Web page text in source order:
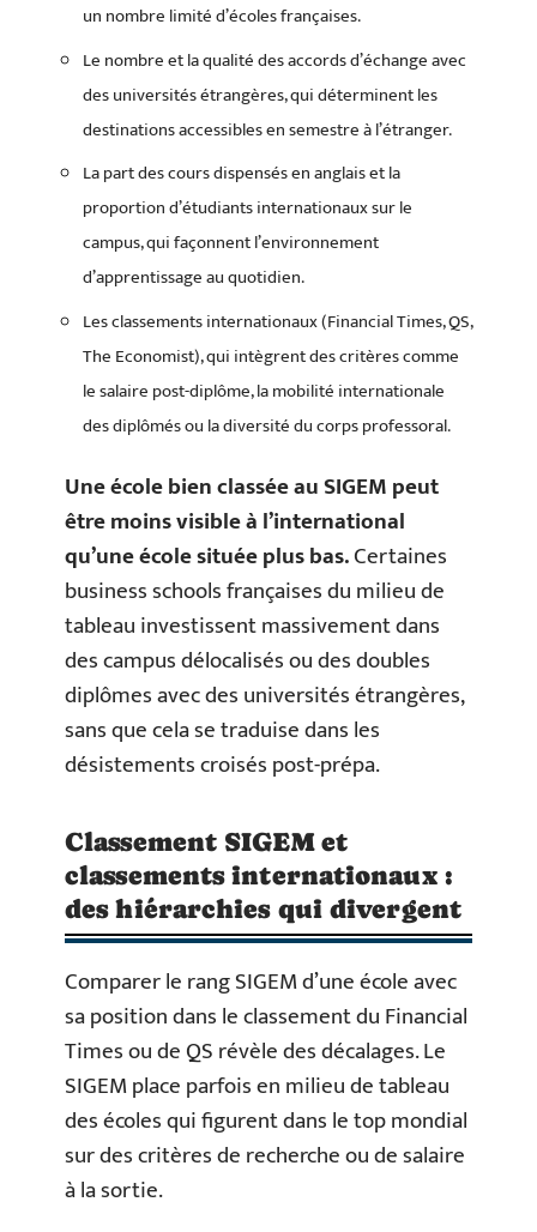
un nombre limité d’écoles françaises.
Le nombre et la qualité des accords d’échange avec
des universités étrangères, qui déterminent les
destinations accessibles en semestre à l’étranger.
La part des cours dispensés en anglais et la
proportion d’étudiants internationaux sur le
campus, qui façonnent l’environnement
d’apprentissage au quotidien.
Les classements internationaux (Financial Times, QS,
The Economist), qui intègrent des critères comme
le salaire post-diplôme, la mobilité internationale
des diplômés ou la diversité du corps professoral.
Une école bien classée au SIGEM peut
être moins visible à l’international
qu’une école située plus bas.Certaines
business schools françaises du milieu de
tableau investissent massivement dans
des campus délocalisés ou des doubles
diplômes avec des universités étrangères,
sans que cela se traduise dans les
désistements croisés post-prépa.
Classement SIGEM et
classements internationaux :
des hiérarchies qui divergent
Comparer le rang SIGEM d’une école avec
sa position dans le classement du Financial
Times ou de QS révèle des décalages. Le
SIGEM place parfois en milieu de tableau
des écoles qui figurent dans le top mondial
sur des critères de recherche ou de salaire
à la sortie.